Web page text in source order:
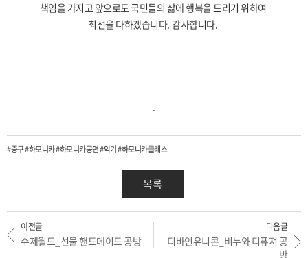
책임을 가지고 앞으로도 국민들의 삶에 행복을 드리기 위하여
최선을 다하겠습니다. 감사합니다.
#중구 #하모니카 #하모니카공연 #악기 #하모니카클래스
목록
이전글
수제월드_선물 핸드메이드 공방
다음글
디바인유니콘_비누와 디퓨져 공
방